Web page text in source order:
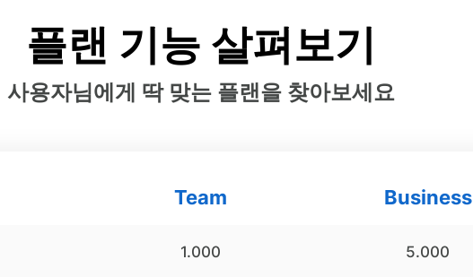
플랜 기능 살펴보기
사용자님에게 딱 맞는 플랜을 찾아보세요
Team Business
1.000 5.000